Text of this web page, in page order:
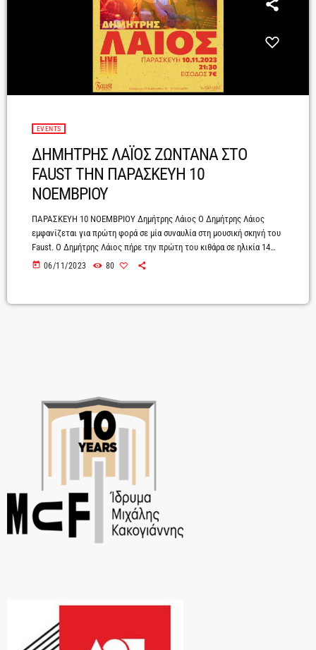
EVENTS
ΔΗΜΗΤΡΗΣ ΛΑΪΟΣ ΖΩΝΤΑΝΑ ΣΤΟ
FAUST ΤΗΝ ΠΑΡΑΣΚΕΥΗ 10
ΝΟΕΜΒΡΙΟΥ
ΠΑΡΑΣΚΕΥΗ 10 ΝΟΕΜΒΡΙΟΥ Δημήτρης Λάιος Ο Δημήτρης Λάιος
εμφανίζεται για πρώτη φορά σε μία συναυλία στη μουσική σκηνή του
Faust. Ο Δημήτρης Λάιος πήρε την πρώτη του κιθάρα σε ηλικία 14
ετών, έχοντας ήδη περάσει κάποια χρόνια πειραματισμού στο πιάνο
έγραψε το πρώτο του τραγούδι στα 18 του χρόνια ορμώμενος από
today 06/11/2023 80